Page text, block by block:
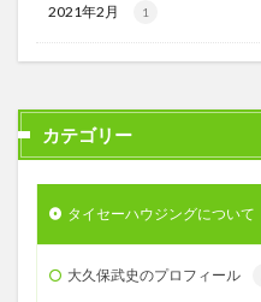
2021年2月 1
カテゴリー
タイセーハウジングについて
大久保武史のプロフィール